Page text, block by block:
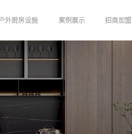
户外厨房设施 案例展示 招商加盟